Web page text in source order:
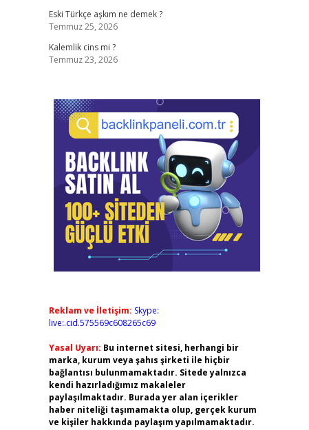
Eski Türkçe aşkım ne demek ?
Temmuz 25, 2026
Kalemlik cins mi ?
Temmuz 23, 2026
Reklam ve İletişim: Skype:
live:.cid.575569c608265c69
Yasal Uyarı: Bu internet sitesi, herhangi bir
marka, kurum veya şahıs şirketi ile hiçbir
bağlantısı bulunmamaktadır. Sitede yalnızca
kendi hazırladığımız makaleler
paylaşılmaktadır. Burada yer alan içerikler
haber niteliği taşımamakta olup, gerçek kurum
ve kişiler hakkında paylaşım yapılmamaktadır.